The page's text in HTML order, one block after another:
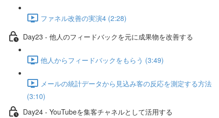
ファネル改善の実演4 (2:28)
Day23 - 他人のフィードバックを元に成果物を改善する
他人からフィードバックをもらう (3:49)
メールの統計データから見込み客の反応を測定する方法
(3:10)
Day24 - YouTubeを集客チャネルとして活用する